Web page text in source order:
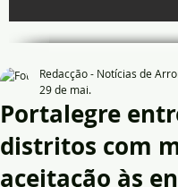
Portalegre
distritos com
aceitação às
Redacção - Notícias de
29 de mai.